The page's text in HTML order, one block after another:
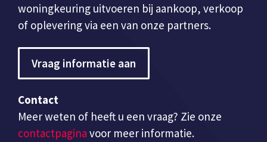
woningkeuring uitvoeren bij aankoop, verkoop
of oplevering via een van onze partners.
Vraag informatie aan
Contact
Meer weten of heeft u een vraag? Zie onze
contactpagina voor meer informatie.